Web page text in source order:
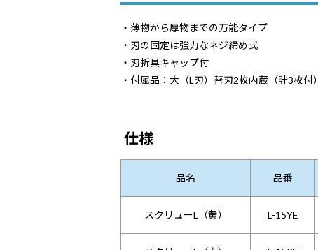
・薄物から厚物までの万能タイプ
・刃の固定は強力なネジ締め式
・刃折具キャップ付
・付属品：大（L刃）替刃2枚内蔵（計3枚付）
仕様
品名 品番
スクリューL（黄） L-15YE